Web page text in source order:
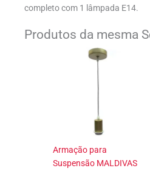
completo com 1 lâmpada E14.
Produtos da mesma
Armação para
Suspensão MALDIVAS